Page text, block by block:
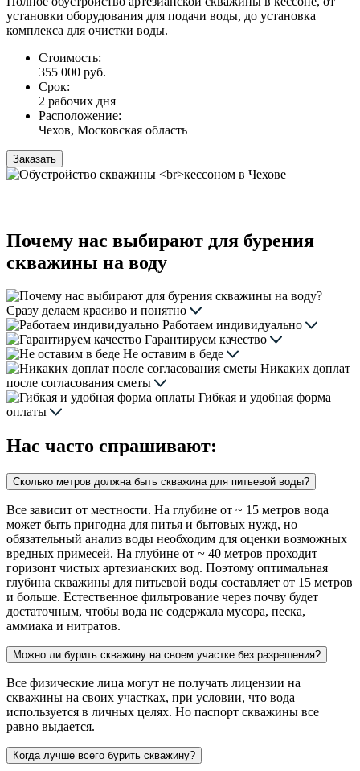
установки оборудования для подачи воды, до установка
комплекса для очистки воды.
Стоимость:
355 000 руб.
Срок:
2 рабочих дня
Расположение:
Чехов, Московская область
Заказать
Почему нас выбирают для бурения
скважины на воду
Сразу делаем красиво и понятно
Работаем индивидуально
Гарантируем качество
Не оставим в беде
Никаких доплат
после согласования сметы
Гибкая и удобная форма
оплаты
Нас часто спрашивают:
Сколько метров должна быть скважина для питьевой воды?
Все зависит от местности. На глубине от ~ 15 метров вода
может быть пригодна для питья и бытовых нужд, но
обязательный анализ воды необходим для оценки возможных
вредных примесей. На глубине от ~ 40 метров проходит
горизонт чистых артезианских вод. Поэтому оптимальная
глубина скважины для питьевой воды составляет от 15 метров
и больше. Естественное фильтрование через почву будет
достаточным, чтобы вода не содержала мусора, песка,
аммиака и нитратов.
Можно ли бурить скважину на своем участке без разрешения?
Все физические лица могут не получать лицензии на
скважины на своих участках, при условии, что вода
используется в личных целях. Но паспорт скважины все
равно выдается.
Когда лучше всего бурить скважину?